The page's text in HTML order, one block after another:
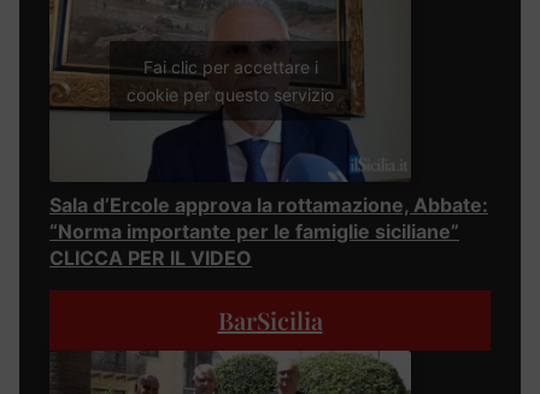
Fai clic per accettare i
cookie per questo servizio
Sala d’Ercole approva la rottamazione, Abbate:
“Norma importante per le famiglie siciliane”
CLICCA PER IL VIDEO
BarSicilia